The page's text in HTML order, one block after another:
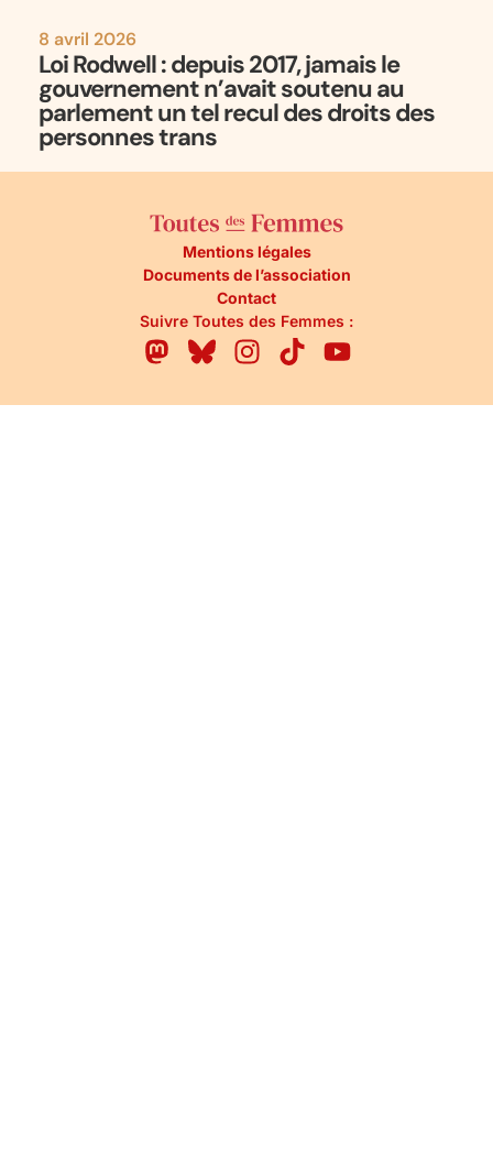
8 avril 2026
Loi Rodwell : depuis 2017, jamais le
gouvernement n’avait soutenu au
parlement un tel recul des droits des
personnes trans
Mentions légales
Documents de l’association
Contact
Suivre Toutes des Femmes :